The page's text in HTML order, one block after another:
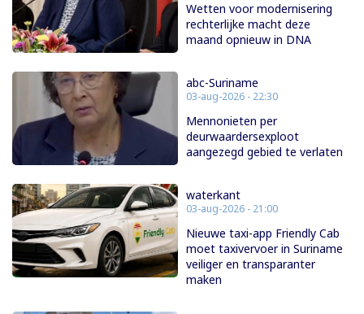
Wetten voor modernisering
rechterlijke macht deze
maand opnieuw in DNA
abc-Suriname
03-aug-2026 - 22:30
Mennonieten per
deurwaardersexploot
aangezegd gebied te verlaten
waterkant
03-aug-2026 - 21:00
Nieuwe taxi-app Friendly Cab
moet taxivervoer in Suriname
veiliger en transparanter
maken